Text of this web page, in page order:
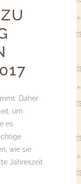
Daher
um
es
wie sie
Jahreszeit